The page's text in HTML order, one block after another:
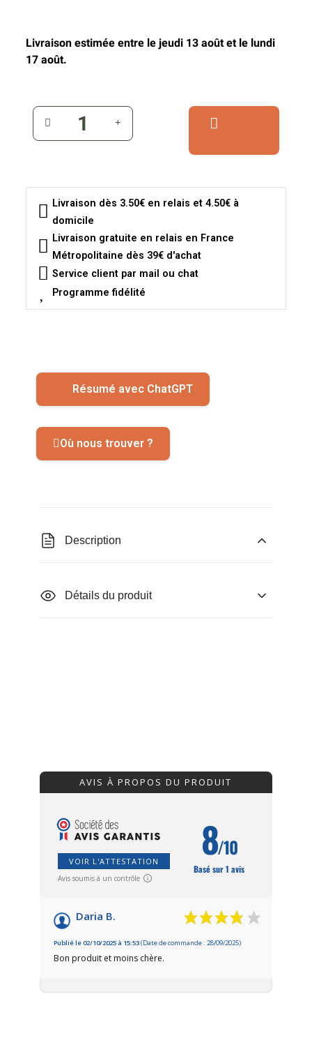
Livraison estimée entre le jeudi 13 août et le lundi
17 août.
Livraison dès 3.50€ en relais et 4.50€ à
domicile
Livraison gratuite en relais en France
Métropolitaine dès 39€ d'achat
Service client par mail ou chat
Programme fidélité
Résumé avec ChatGPT
Où nous trouver ?
Description
Détails du produit
AVIS À PROPOS DU PRODUIT
VOIR L'ATTESTATION
Avis soumis à un contrôle
8/10
Basé sur 1 avis
Daria B.
Publié le 02/10/2025 à 15:53(Date de commande : 28/09/2025)
Bon produit et moins chère.